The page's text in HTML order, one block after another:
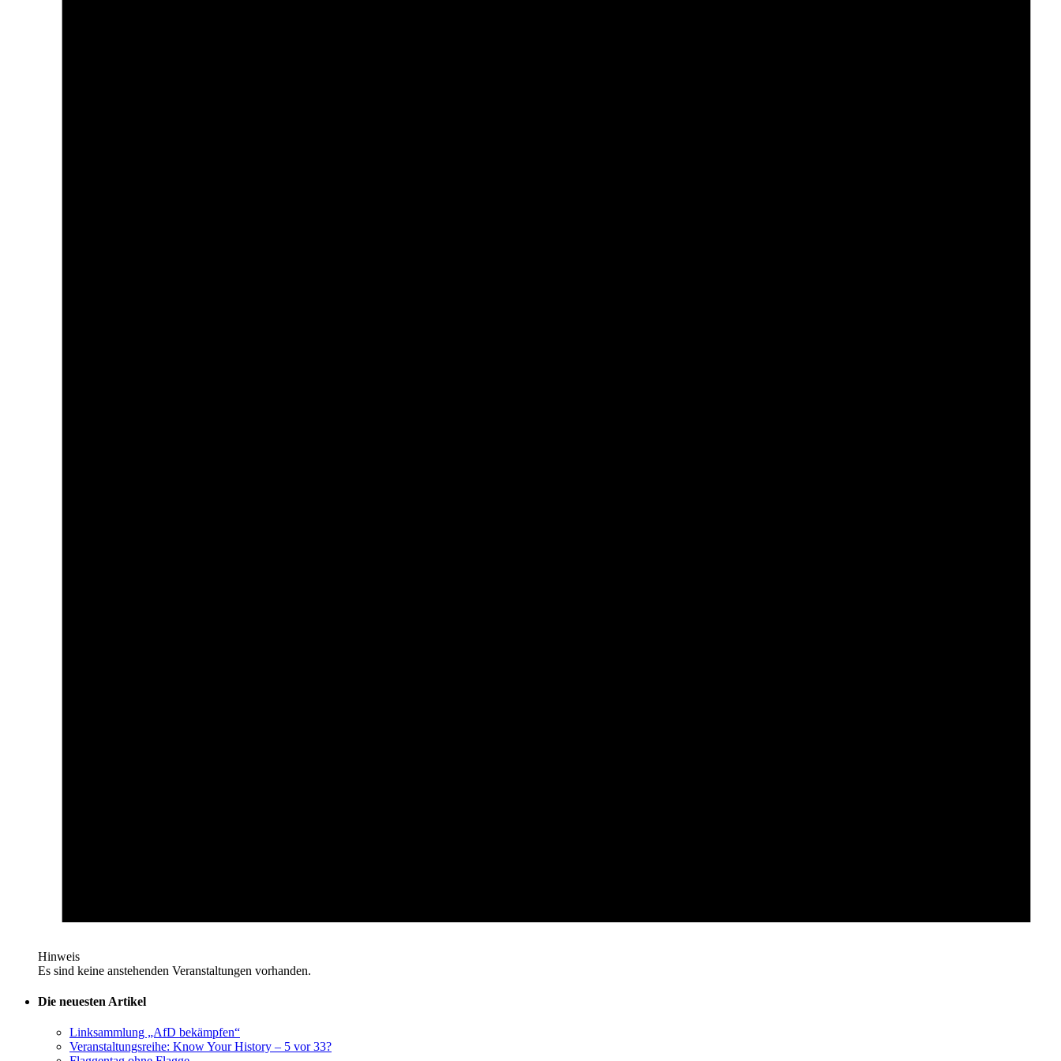
Hinweis
Es sind keine anstehenden Veranstaltungen vorhanden.
Die neuesten Artikel
Linksammlung „AfD bekämpfen“
Veranstaltungsreihe: Know Your History – 5 vor 33?